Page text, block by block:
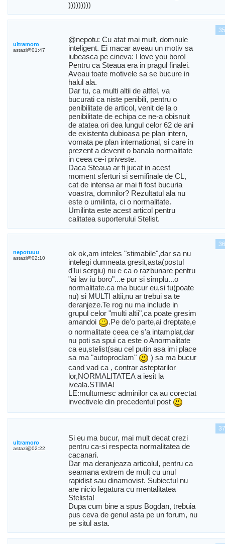
)))))))))
35
ultramoro
astazi@01:47
@nepotu: Cu atat mai mult, domnule
inteligent. Ei macar aveau un motiv sa
iubeasca pe cineva: I love you boro!
Pentru ca Steaua era in pragul finalei.
Aveau toate motivele sa se bucure in
halul ala.
Dar tu, ca multi altii de altfel, va
bucurati ca niste penibili, pentru o
penibilitate de articol, venit de la o
penibilitate de echipa ce ne-a obisnuit
de atatea ori dea lungul celor 62 de ani
de existenta dubioasa pe plan intern,
vomata pe plan international, si care in
prezent a devenit o banala normalitate
in ceea ce-i priveste.
Daca Steaua ar fi jucat in acest
moment sferturi si semifinale de CL,
cat de intensa ar mai fi fost bucuria
voastra, domnilor? Rezultatul ala nu
este o umilinta, ci o normalitate.
Umilinta este acest articol pentru
calitatea suporterului Stelist.
36
nepotuuu
astazi@02:10
ok ok,am inteles "stimabile",dar sa nu
intelegi dumneata gresit,asta(postul
d'lui sergiu) nu e ca o razbunare pentru
"ai lav iu boro"...e pur si simplu...o
normalitate.ca ma bucur eu,si tu(poate
nu) si MULTI altii,nu ar trebui sa te
deranjeze.Te rog nu ma include in
grupul celor "multi altii",ca poate gresim
amandoi
.Pe de'o parte,ai dreptate,e
o normalitate ceea ce s'a intamplat,dar
nu poti sa spui ca este o Anormalitate
ca eu,stelist(sau cel putin asa imi place
sa ma "autoproclam"
) sa ma bucur
cand vad ca , contrar asteptarilor
lor,NORMALITATEA a iesit la
iveala.STIMA!
LE:multumesc adminilor ca au corectat
invectivele din precedentul post
37
ultramoro
astazi@02:22
Si eu ma bucur, mai mult decat crezi
pentru ca-si respecta normalitatea de
cacanari.
Dar ma deranjeaza articolul, pentru ca
seamana extrem de mult cu unul
rapidist sau dinamovist. Subiectul nu
are nicio legatura cu mentalitatea
Stelista!
Dupa cum bine a spus Bogdan, trebuia
pus ceva de genul asta pe un forum, nu
pe situl asta.